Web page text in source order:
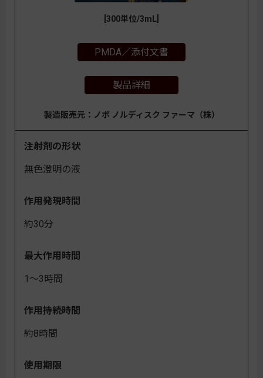
[300単位/3mL]
PMDA／添付文書
製品詳細
製造販売元：ノボ ノルディスク ファーマ（株）
注射剤の形状
無色澄明の液
作用発現時間
約30分
最大作用時間
1～3時間
作用持続時間
約8時間
使用期限